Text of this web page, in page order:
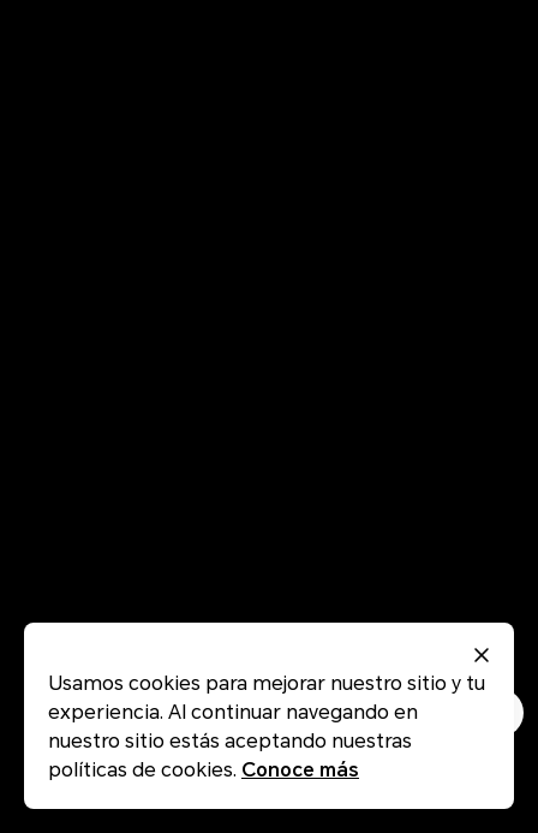
Usamos cookies para mejorar nuestro sitio y tu
experiencia. Al continuar navegando en
nuestro sitio estás aceptando nuestras
políticas de cookies. Conoce más